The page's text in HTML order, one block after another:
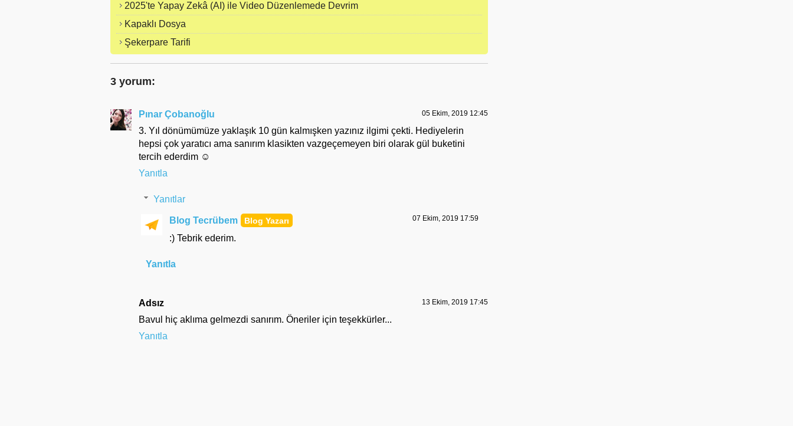
2025'te Yapay Zekâ (AI) ile Video Düzenlemede Devrim
Kapaklı Dosya
Şekerpare Tarifi
3 yorum:
Pınar Çobanoğlu 05 Ekim, 2019 12:45
3. Yıl dönümümüze yaklaşık 10 gün kalmışken yazınız ilgimi çekti. Hediyelerin
hepsi çok yaratıcı ama sanırım klasikten vazgeçemeyen biri olarak gül buketini
tercih ederdim ☺
Yanıtla
Yanıtlar
Blog Tecrübem 07 Ekim, 2019 17:59
:) Tebrik ederim.
Yanıtla
Adsız 13 Ekim, 2019 17:45
Bavul hiç aklıma gelmezdi sanırım. Öneriler için teşekkürler...
Yanıtla